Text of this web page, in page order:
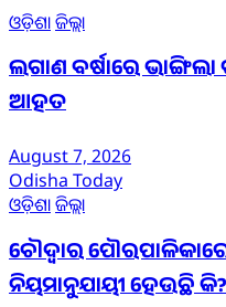
ଓଡ଼ିଶାଜିଲ୍ଲା
ଲଗାଣ ବର୍ଷାରେ
ଆହତ
August 7, 2026
Odisha Today
ଓଡ଼ିଶାଜିଲ୍ଲା
ଚୌଦ୍ୱାର ପୌରପାଳିକାରେ
ନିୟମାନୁଯାୟୀ ହେଉଛି କି?